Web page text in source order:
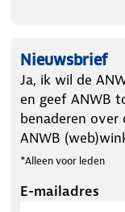
Nieuwsbrief
Ja, ik wil de
en geef ANWB
benaderen
ANWB
*Alleen voor leden
E-mailadres